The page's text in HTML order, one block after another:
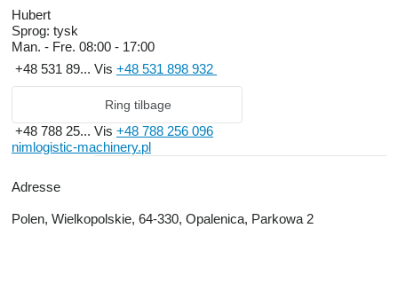
Hubert
Sprog: tysk
Man. - Fre. 08:00 - 17:00
+48 531 89... Vis +48 531 898 932
Ring tilbage
+48 788 25... Vis +48 788 256 096
nimlogistic-machinery.pl
Adresse
Polen, Wielkopolskie, 64-330, Opalenica, Parkowa 2